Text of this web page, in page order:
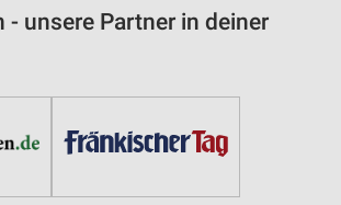
- unsere Partner in deiner